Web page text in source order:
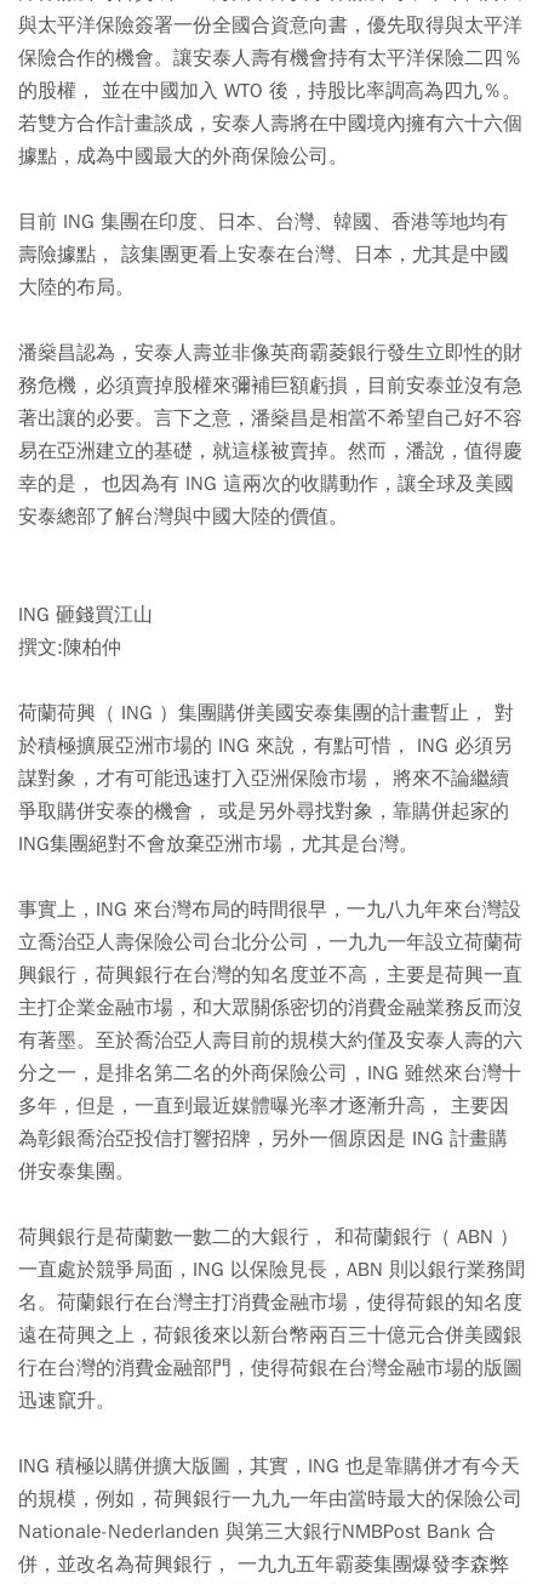
與太平洋保險簽署一份全國合資意向書，優先取得與太平洋
保險合作的機會。讓安泰人壽有機會持有太平洋保險二四％
的股權， 並在中國加入 WTO 後，持股比率調高為四九％。
若雙方合作計畫談成，安泰人壽將在中國境內擁有六十六個
據點，成為中國最大的外商保險公司。
目前 ING 集團在印度、日本、台灣、韓國、香港等地均有
壽險據點， 該集團更看上安泰在台灣、日本，尤其是中國
大陸的布局。
潘燊昌認為，安泰人壽並非像英商霸菱銀行發生立即性的財
務危機，必須賣掉股權來彌補巨額虧損，目前安泰並沒有急
著出讓的必要。言下之意，潘燊昌是相當不希望自己好不容
易在亞洲建立的基礎，就這樣被賣掉。然而，潘說，值得慶
幸的是， 也因為有 ING 這兩次的收購動作，讓全球及美國
安泰總部了解台灣與中國大陸的價值。
ING 砸錢買江山
撰文:陳柏仲
荷蘭荷興（ ING ）集團購併美國安泰集團的計畫暫止， 對
於積極擴展亞洲市場的 ING 來說，有點可惜， ING 必須另
謀對象，才有可能迅速打入亞洲保險市場， 將來不論繼續
爭取購併安泰的機會， 或是另外尋找對象，靠購併起家的
ING集團絕對不會放棄亞洲市場，尤其是台灣。
事實上，ING 來台灣布局的時間很早，一九八九年來台灣設
立喬治亞人壽保險公司台北分公司，一九九一年設立荷蘭荷
興銀行，荷興銀行在台灣的知名度並不高，主要是荷興一直
主打企業金融市場，和大眾關係密切的消費金融業務反而沒
有著墨。至於喬治亞人壽目前的規模大約僅及安泰人壽的六
分之一，是排名第二名的外商保險公司，ING 雖然來台灣十
多年，但是，一直到最近媒體曝光率才逐漸升高， 主要因
為彰銀喬治亞投信打響招牌，另外一個原因是 ING 計畫購
併安泰集團。
荷興銀行是荷蘭數一數二的大銀行， 和荷蘭銀行（ ABN ）
一直處於競爭局面，ING 以保險見長，ABN 則以銀行業務聞
名。荷蘭銀行在台灣主打消費金融市場，使得荷銀的知名度
遠在荷興之上，荷銀後來以新台幣兩百三十億元合併美國銀
行在台灣的消費金融部門，使得荷銀在台灣金融市場的版圖
迅速竄升。
ING 積極以購併擴大版圖，其實，ING 也是靠購併才有今天
的規模，例如，荷興銀行一九九一年由當時最大的保險公司
Nationale-Nederlanden 與第三大銀行NMBPost Bank 合
併，並改名為荷興銀行， 一九九五年霸菱集團爆發李森弊